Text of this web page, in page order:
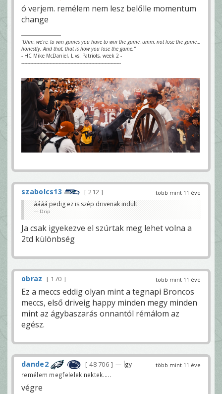
ó verjem. remélem nem lesz belőlle momentum
change
“Uhm, we’re, to win games you have to win the game, umm, not lose the game…
honestly. And that, that is how you lose the game.”
- HC Mike McDaniel, L vs. Patriots, week 2 -
-------------------------------------------------------------------
több mint 11 éve
szabolcs13
212
áááá pedig ez is szép drivenak indult
Drip
Ja csak igyekezve el szúrtak meg lehet volna a
2td különbség
több mint 11 éve
obraz 170
Ez a meccs eddig olyan mint a tegnapi Broncos
meccs, első driveig happy minden megy minden
mint az ágybaszarás onnantól rémálom az
egész.
több mint 11 éve
dande2 48 706
— Így
remélem megfelelek nektek.....
végre